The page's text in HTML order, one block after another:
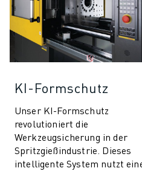
KI-Formschutz
Unser KI-Formschutz
revolutioniert die
Werkzeugsicherung in der
Spritzgießindustrie. Dieses
intelligente System nutzt